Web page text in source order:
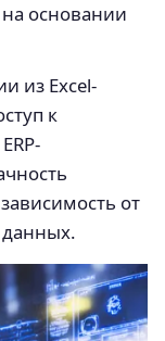
основании
из Excel-
к
от
данных.